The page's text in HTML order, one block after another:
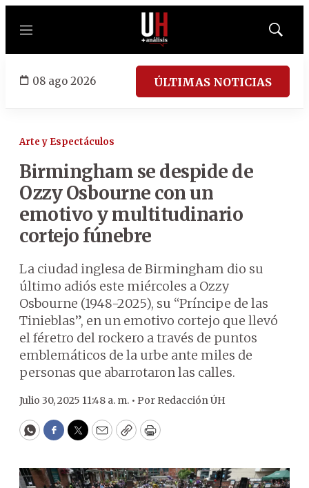
Menú
Mostrar
08 ago 2026 ÚLTIMAS NOTICIAS
Arte y Espectáculos
Birmingham se despide de
Ozzy Osbourne con un
emotivo y multitudinario
cortejo fúnebre
La ciudad inglesa de Birmingham dio su
último adiós este miércoles a Ozzy
Osbourne (1948-2025), su “Príncipe de las
Tinieblas”, en un emotivo cortejo que llevó
el féretro del rockero a través de puntos
emblemáticos de la urbe ante miles de
personas que abarrotaron las calles.
Julio 30, 2025 11:48 a. m. • Por Redacción ÚH
WhatsApp
Facebook
Twitter
EmailCopyPrint